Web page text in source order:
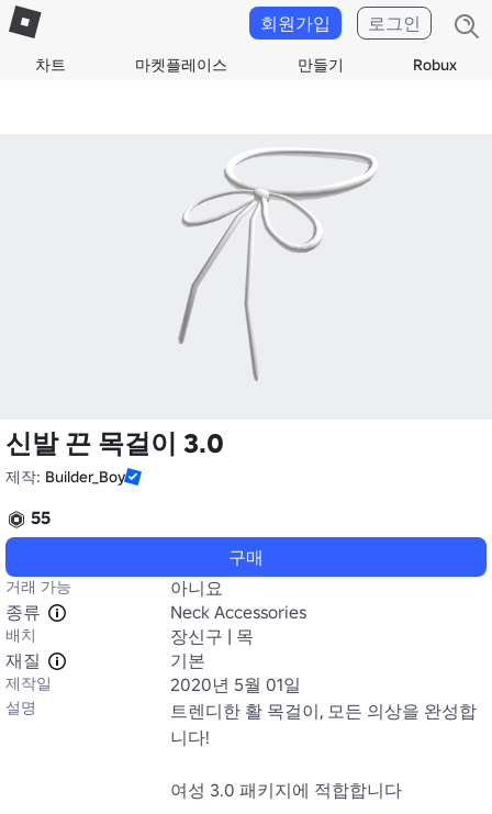
차트 마켓플레이스 만들기 Robux
회원가입 로그인
신발 끈 목걸이 3.0
제작: Builder_Boy
55
구매
거래 가능
아니요
종류
Neck Accessories
배치
장신구 | 목
재질
기본
제작일 2020년 5월 01일
설명
트렌디한 활 목걸이, 모든 의상을 완성합
니다!
여성 3.0 패키지에 적합합니다